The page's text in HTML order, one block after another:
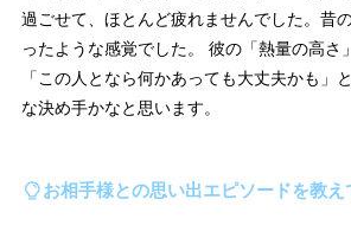
過ごせて、ほとんど疲れませんでした。昔
ったような感覚でした。 彼の「熱量の高さ
「この人となら何かあっても大丈夫かも」
な決め手かなと思います。
お相手様との思い出エピソードを教え